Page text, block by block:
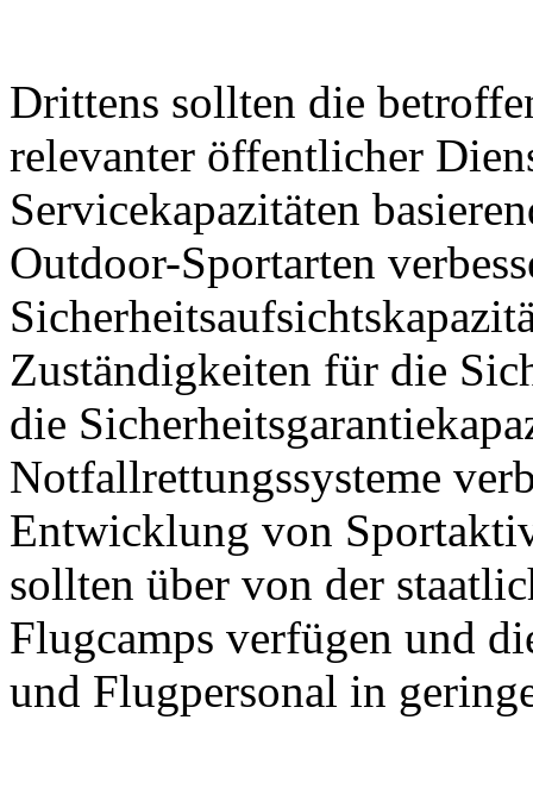
Drittens sollten die
relevanter öffentlicher
Servicekapazitäten
Outdoor-Sportarten
Zuständigkeiten für die
die
Notfallrettungssysteme
Entwicklung von
sollten über von der
Flugcamps verfügen und
und Flugpersonal in